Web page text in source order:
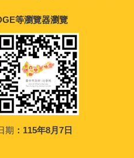
等瀏覽器瀏覽
期 115年8月7日